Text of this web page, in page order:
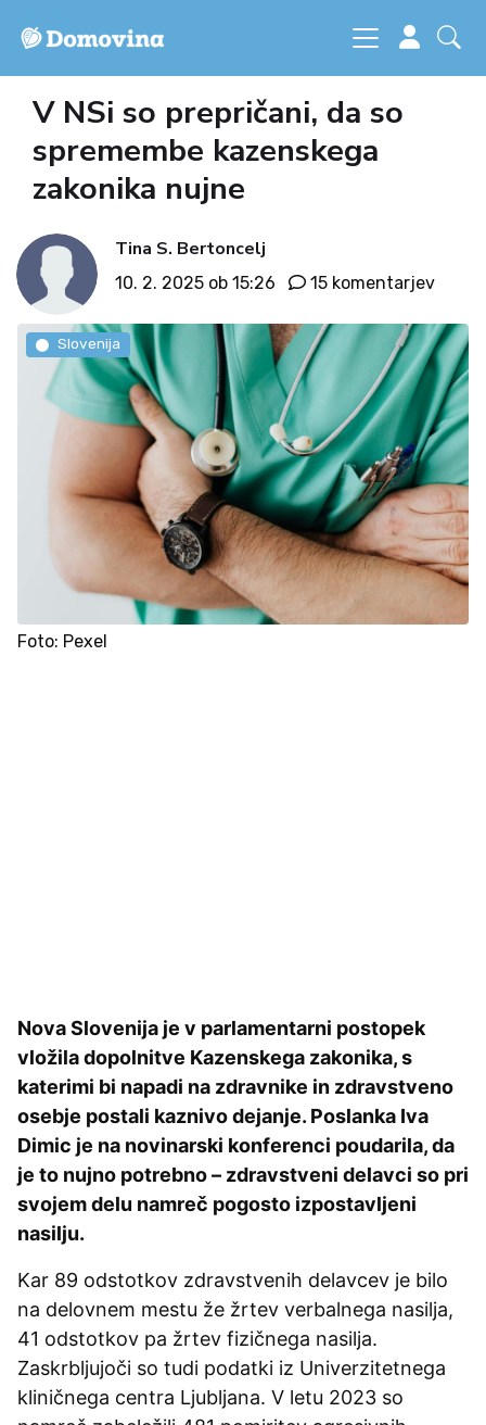
V NSi so prepričani, da so
spremembe kazenskega
zakonika nujne
Tina S. Bertoncelj
10. 2. 2025 ob 15:26 15 komentarjev
Foto: Pexel
Slovenija
Nova Slovenija je v parlamentarni postopek
vložila dopolnitve Kazenskega zakonika, s
katerimi bi napadi na zdravnike in zdravstveno
osebje postali kaznivo dejanje. Poslanka Iva
Dimic je na novinarski konferenci poudarila, da
je to nujno potrebno – zdravstveni delavci so pri
svojem delu namreč pogosto izpostavljeni
nasilju.
Kar 89 odstotkov zdravstvenih delavcev je bilo
na delovnem mestu že žrtev verbalnega nasilja,
41 odstotkov pa žrtev fizičnega nasilja.
Zaskrbljujoči so tudi podatki iz Univerzitetnega
kliničnega centra Ljubljana. V letu 2023 so